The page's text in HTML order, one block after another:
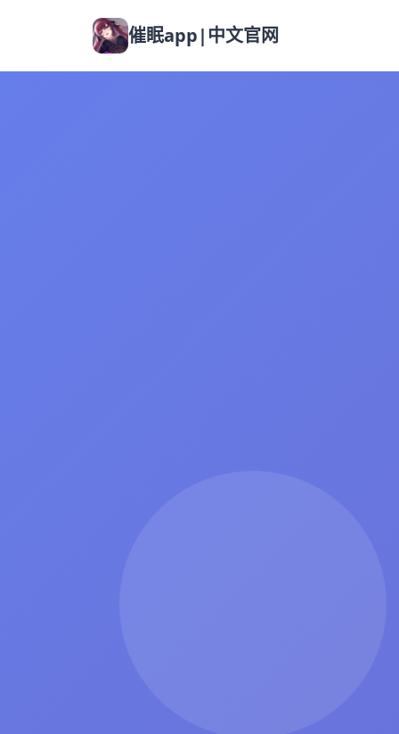
催眠app|中文官网